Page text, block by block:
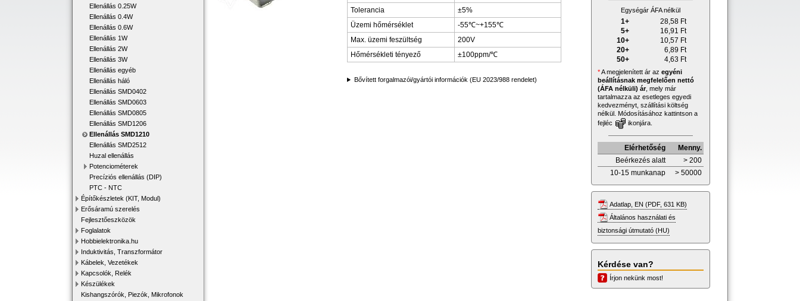
Ellenállás 0.25W
Ellenállás 0.4W
Ellenállás 0.6W
Ellenállás 1W
Ellenállás 2W
Ellenállás 3W
Ellenállás egyéb
Ellenállás háló
Ellenállás SMD0402
Ellenállás SMD0603
Ellenállás SMD0805
Ellenállás SMD1206
Ellenállás SMD1210
Ellenállás SMD2512
Huzal ellenállás
Potenciométerek
Precíziós ellenállás (DIP)
PTC - NTC
Építőkészletek (KIT, Modul)
Erősáramú szerelés
Fejlesztőeszközök
Foglalatok
Hobbielektronika.hu
Induktivitás, Transzformátor
Kábelek, Vezetékek
Kapcsolók, Relék
Készülékek
Kishangszórók, Piezók, Mikrofonok
Tolerancia
±5%
Üzemi hőmérséklet
-55℃~+155℃
Max. üzemi feszültség
200V
Hőmérsékleti tényező
±100ppm/℃
Bővített forgalmazói/gyártói információk (EU 2023/988 rendelet)
Egységár ÁFA nélkül
1+ 28,58 Ft
5+
16,91 Ft
10+
10,57 Ft
20+
6,89 Ft
50+
4,63 Ft
*A megjelenített ár az egyéni
beállításnak megfelelően nettó
(ÁFA nélküli) ár, mely már
tartalmazza az esetleges egyedi
kedvezményt, szállítási költség
nélkül. Módosításához kattintson a
fejléc
ikonjára.
Elérhetőség
Menny.
Beérkezés alatt
> 200
10-15 munkanap
> 50000
Adatlap, EN (PDF, 631 KB)
Általános használati és
biztonsági útmutató (HU)
Kérdése van?
Írjon nekünk most!